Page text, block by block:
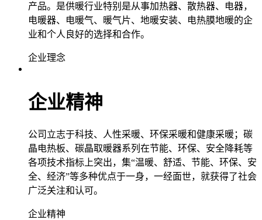
产品。是供暖行业特别是从事加热器、散热器、电器，
电暖器、电暖气、暖气片、地暖安装、电热膜地暖的企
业和个人良好的选择和合作。
企业理念
企业精神
公司立志于科技、人性采暖、环保采暖和健康采暖；碳
晶电热板、碳晶取暖器系列在节能、环保、安全降耗等
各项技术指标上突出，集“温暖、舒适、节能、环保、安
全、经济”等多种优点于一身，一经面世，就获得了社会
广泛关注和认可。
企业精神